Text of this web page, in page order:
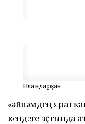
Иғландарҙан
«Ҡәйнәмдең
кендеге аҫтында